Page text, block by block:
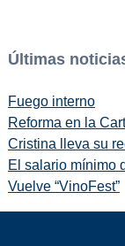
Últimas
Fuego interno
Reforma en la
Cristina lleva su
El salario mínimo
Vuelve “VinoFest”